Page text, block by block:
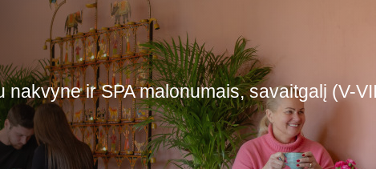
nakvyne ir SPA malonumais, savaitgalį (V-